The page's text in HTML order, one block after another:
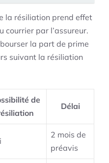
la résiliation prend effet
courrier par l’assureur.
la part de prime
suivant la résiliation
de
Délai
2 mois de
préavis